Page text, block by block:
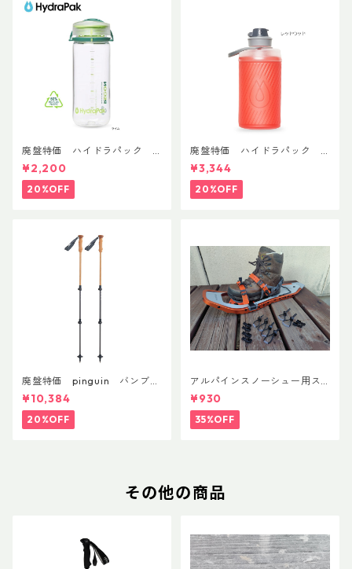
廃盤特価 ハイドラパック
リーコン ツイスト＆シップ 50
0ml
¥2,200
20%OFF
廃盤特価 ハイドラパック
フラックス 750ml
¥3,344
20%OFF
廃盤特価 pinguin バンブー
FLフォーム(ペア)
¥10,384
20%OFF
アルパインスノーシュー用ス
トラップキャッチ(ペア)
¥930
35%OFF
その他の商品